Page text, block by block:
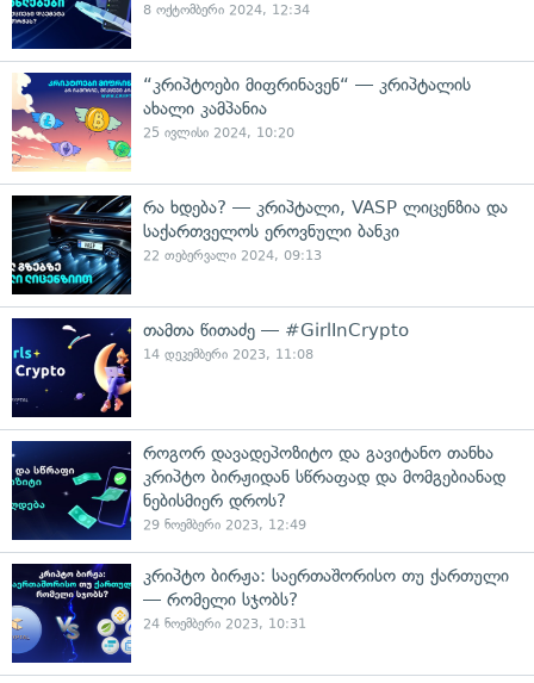
8 ოქტომბერი 2024, 12:34
“კრიპტოები მიფრინავენ“ — კრიპტალის
ახალი კამპანია
25 ივლისი 2024, 10:20
რა ხდება? — კრიპტალი, VASP ლიცენზია და
საქართველოს ეროვნული ბანკი
22 თებერვალი 2024, 09:13
თამთა წითაძე — #GirlInCrypto
14 დეკემბერი 2023, 11:08
როგორ დავადეპოზიტო და გავიტანო თანხა
კრიპტო ბირჟიდან სწრაფად და მომგებიანად
ნებისმიერ დროს?
29 ნოემბერი 2023, 12:49
კრიპტო ბირჟა: საერთაშორისო თუ ქართული
— რომელი სჯობს?
24 ნოემბერი 2023, 10:31